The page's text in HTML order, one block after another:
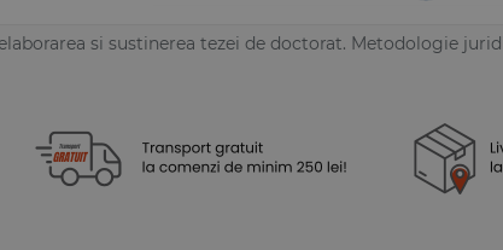
si sustinerea tezei de doctorat. Metodologie